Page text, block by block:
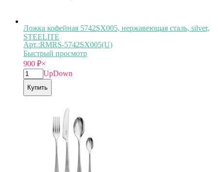
Ложка кофейная 5742SX005, нержавеющая сталь, silver,
STEELITE
Арт.:RMRS-5742SX005(U)
Быстрый просмотр
900 ₽×
UpDown
Купить